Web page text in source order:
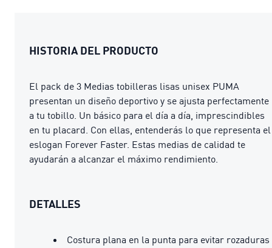
HISTORIA DEL PRODUCTO
El pack de 3 Medias tobilleras lisas unisex PUMA
presentan un diseño deportivo y se ajusta perfectamente
a tu tobillo. Un básico para el día a día, imprescindibles
en tu placard. Con ellas, entenderás lo que representa el
eslogan Forever Faster. Estas medias de calidad te
ayudarán a alcanzar el máximo rendimiento.
DETALLES
Costura plana en la punta para evitar rozaduras